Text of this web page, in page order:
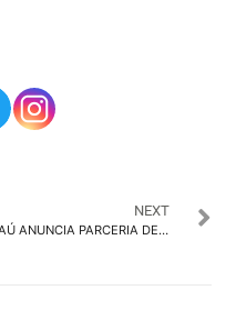
NEXT
ITAÚ ANUNCIA PARCERIA DE 3 ANOS COM A CAZÉTV PARA AMPLIAR PRESENÇA DIGITAL